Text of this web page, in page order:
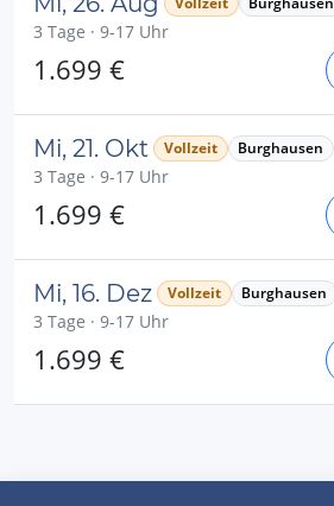
3 Tage · 9-17 Uhr
1.699 €
Mi, 21. Okt Vollzeit Burghausen
3 Tage · 9-17 Uhr
1.699 €
Mi, 16. Dez Vollzeit Burghausen
3 Tage · 9-17 Uhr
1.699 €